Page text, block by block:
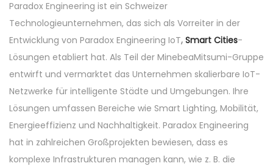
n
Paradox Engineering ist ein Schweizer
Technologieunternehmen, das sich als Vorreiter in der
Entwicklung von Paradox Engineering IoT, Smart Cities-
Lösungen etabliert hat. Als Teil der MinebeaMitsumi-Gruppe
entwirft und vermarktet das Unternehmen skalierbare IoT-
Netzwerke für intelligente Städte und Umgebungen. Ihre
Lösungen umfassen Bereiche wie Smart Lighting, Mobilität,
Energieeffizienz und Nachhaltigkeit. Paradox Engineering
hat in zahlreichen Großprojekten bewiesen, dass es
komplexe Infrastrukturen managen kann, wie z. B. die